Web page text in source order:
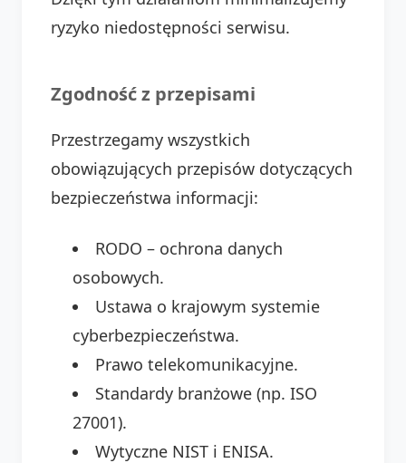
ryzyko niedostępności serwisu.
Zgodność z przepisami
Przestrzegamy wszystkich
obowiązujących przepisów dotyczących
bezpieczeństwa informacji:
RODO – ochrona danych
osobowych.
Ustawa o krajowym systemie
cyberbezpieczeństwa.
Prawo telekomunikacyjne.
Standardy branżowe (np. ISO
27001).
Wytyczne NIST i ENISA.